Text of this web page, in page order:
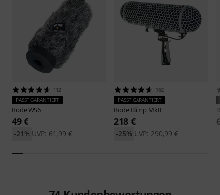
112
PASST GARANTIERT
RodeWS6
49 €
UVP: 61,99 €
-21%
162
PASST GARANTIERT
Rode Blimp MkII
218 €
UVP: 290,99 €
-25%